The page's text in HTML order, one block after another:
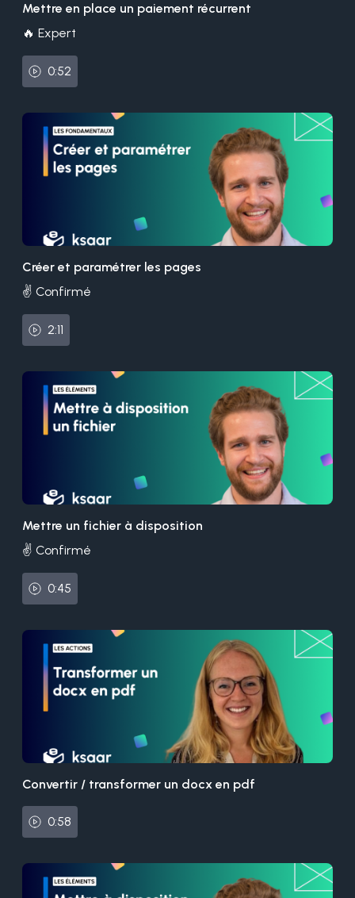
Mettre en place un paiement récurrent
🔥 Expert
0:52
Créer et paramétrer les pages
✌️ Confirmé
2:11
Mettre un fichier à disposition
✌️ Confirmé
0:45
Convertir / transformer un docx en pdf
0:58